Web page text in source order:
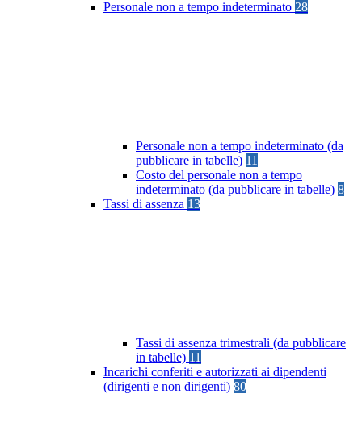
Personale non a tempo indeterminato 28
Personale non a tempo indeterminato (da
pubblicare in tabelle) 11
Costo del personale non a tempo
indeterminato (da pubblicare in tabelle) 8
Tassi di assenza 13
Tassi di assenza trimestrali (da pubblicare
in tabelle) 11
Incarichi conferiti e autorizzati ai dipendenti
(dirigenti e non dirigenti) 80